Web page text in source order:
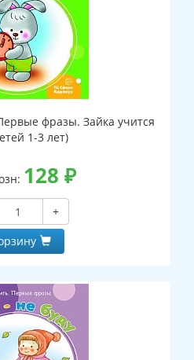
фразы. Зайка учится
1-3 лет)
128 ₽
+